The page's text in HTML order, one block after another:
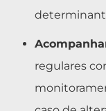
regulares